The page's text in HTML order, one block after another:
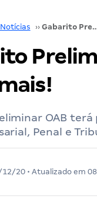
›› Gabarito Preliminar OAB será
OAB
Penal e
12/20• Atualizado em